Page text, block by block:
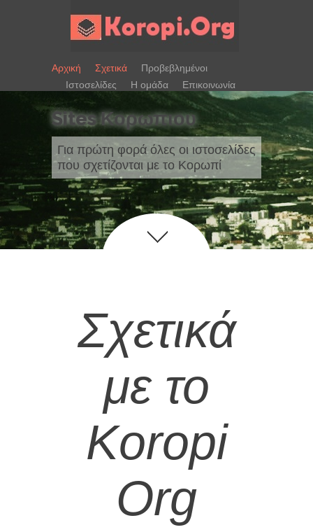
Αρχική Σχετικά
Προβεβλημένοι
Ιστοσελίδες
Η ομάδα Επικοινωνία
Sites Κορωπιου
Για πρώτη φορά όλες οι ιστοσελίδες
που σχετίζονται με το Κορωπί
Σχετικά
με το
Koropi
Org